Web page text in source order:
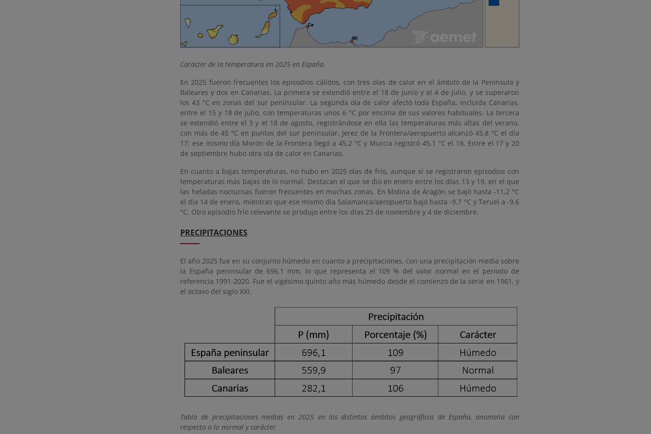
Carácter de la temperatura en 2025 en España.
En 2025 fueron frecuentes los episodios cálidos, con tres olas de calor en el ámbito de la Península y
Baleares y dos en Canarias. La primera se extendió entre el 18 de junio y el 4 de julio, y se superaron
los 43 °C en zonas del sur peninsular. La segunda ola de calor afectó toda España, incluida Canarias,
entre el 15 y 18 de julio, con temperaturas unos 6 °C por encima de sus valores habituales. La tercera
se extendió entre el 3 y el 18 de agosto, registrándose en ella las temperaturas más altas del verano,
con más de 45 °C en puntos del sur peninsular. Jerez de la Frontera/aeropuerto alcanzó 45.8 °C el día
17; ese mismo día Morón de la Frontera llegó a 45.2 °C y Murcia registró 45.1 °C el 18. Entre el 17 y 20
de septiembre hubo otra ola de calor en Canarias.
En cuanto a bajas temperaturas, no hubo en 2025 olas de frío, aunque sí se registraron episodios con
temperaturas más bajas de lo normal. Destacan el que se dio en enero entre los días 13 y 19, en el que
las heladas nocturnas fueron frecuentes en muchas zonas. En Molina de Aragón se bajó hasta -11,2 °C
el día 14 de enero, mientras que ese mismo día Salamanca/aeropuerto bajó hasta -9.7 °C y Teruel a -9.6
°C. Otro episodio frío relevante se produjo entre los días 25 de noviembre y 4 de diciembre.
PRECIPITACIONES
El año 2025 fue en su conjunto húmedo en cuanto a precipitaciones, con una precipitación media sobre
la España peninsular de 696,1 mm, lo que representa el 109 % del valor normal en el periodo de
referencia 1991-2020. Fue el vigésimo quinto año más húmedo desde el comienzo de la serie en 1961, y
el octavo del siglo XXI.
Tabla de precipitaciones medias en 2025 en los distintos ámbitos geográficos de España, anomalía con
respecto a lo normal y carácter.